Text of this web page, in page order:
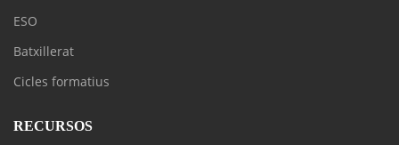
ESO
Batxillerat
Cicles formatius
RECURSOS